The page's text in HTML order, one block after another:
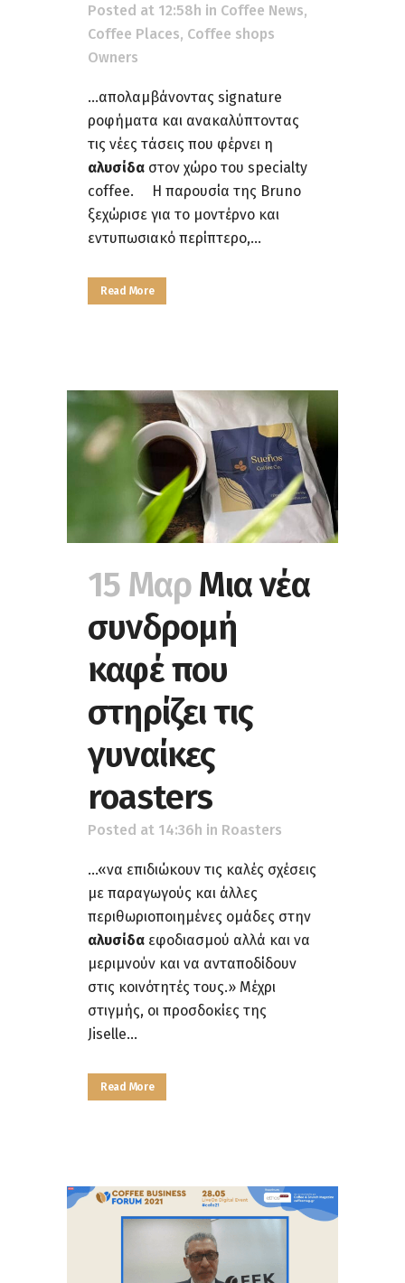
Posted at 12:58h in Coffee News,
Coffee Places, Coffee shops
Owners
...απολαμβάνοντας signature
ροφήματα και ανακαλύπτοντας
τις νέες τάσεις που φέρνει η
αλυσίδα στον χώρο του specialty
coffee. Η παρουσία της Bruno
ξεχώρισε για το μοντέρνο και
εντυπωσιακό περίπτερο,...
Read More
15 ΜαρΜια νέα
συνδρομή
καφέ που
στηρίζει τις
γυναίκες
roasters
Posted at 14:36h in Roasters
...«να επιδιώκουν τις καλές σχέσεις
με παραγωγούς και άλλες
περιθωριοποιημένες ομάδες στην
αλυσίδα εφοδιασμού αλλά και να
μεριμνούν και να ανταποδίδουν
στις κοινότητές τους.» Μέχρι
στιγμής, οι προσδοκίες της
Jiselle...
Read More